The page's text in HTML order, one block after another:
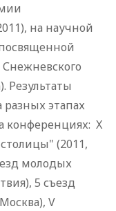
на научной
Результаты
разных этапах
конференциях: X
(2011,
молодых
5 съезд
V